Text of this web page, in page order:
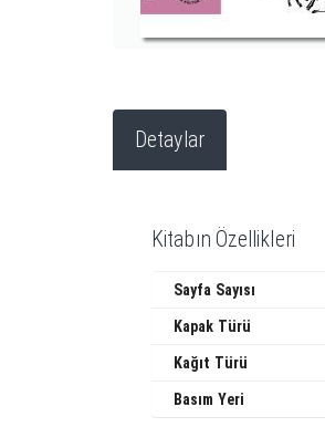
Detaylar
Kitabın Özellikleri
Sayfa Sayısı
Kapak Türü
Kağıt Türü
Basım Yeri